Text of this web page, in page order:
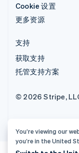
Cookie 设置
更多资源
支持
获取支持
托管支持方案
© 2026 Stripe,
You’re viewing our
you’re in the United